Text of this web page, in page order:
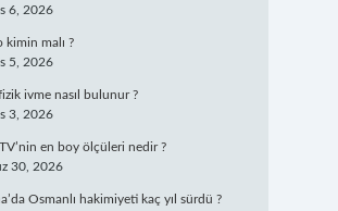
6, 2026
kimin malı ?
5, 2026
ivme nasıl bulunur ?
3, 2026
en boy ölçüleri nedir ?
30, 2026
Osmanlı hakimiyeti kaç yıl sürdü ?